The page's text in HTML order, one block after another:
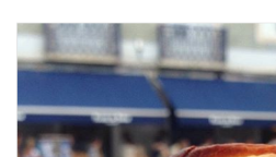
email